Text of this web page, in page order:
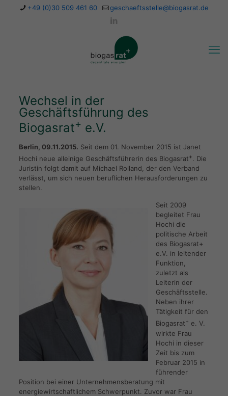
+49 (0)30 509 461 60 geschaeftsstelle@biogasrat.de
Wechsel in der
Geschäftsführung des
Biogasrat+ e.V.
Berlin, 09.11.2015. Seit dem 01. November 2015 ist Janet
Hochi neue alleinige Geschäftsführerin des Biogasrat+. Die
Juristin folgt damit auf Michael Rolland, der den Verband
verlässt, um sich neuen beruflichen Herausforderungen zu
stellen.
Seit 2009
begleitet Frau
Hochi die
politische Arbeit
des Biogasrat+
e.V. in leitender
Funktion,
zuletzt als
Leiterin der
Geschäftsstelle.
Neben ihrer
Tätigkeit für den
Biogasrat+ e. V.
wirkte Frau
Hochi in dieser
Zeit bis zum
Februar 2015 in
führender
Position bei einer Unternehmensberatung mit
energiewirtschaftlichem Schwerpunkt. Zuvor war Frau